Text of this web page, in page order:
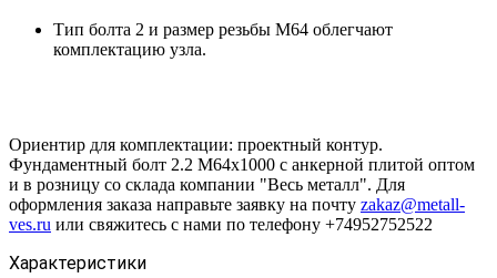
Тип болта 2 и размер резьбы М64 облегчают
комплектацию узла.
Ориентир для комплектации: проектный контур.
Фундаментный болт 2.2 М64х1000 с анкерной плитой оптом
и в розницу со склада компании "Весь металл". Для
оформления заказа направьте заявку на почту zakaz@metall-
ves.ru или свяжитесь с нами по телефону +74952752522
Характеристики